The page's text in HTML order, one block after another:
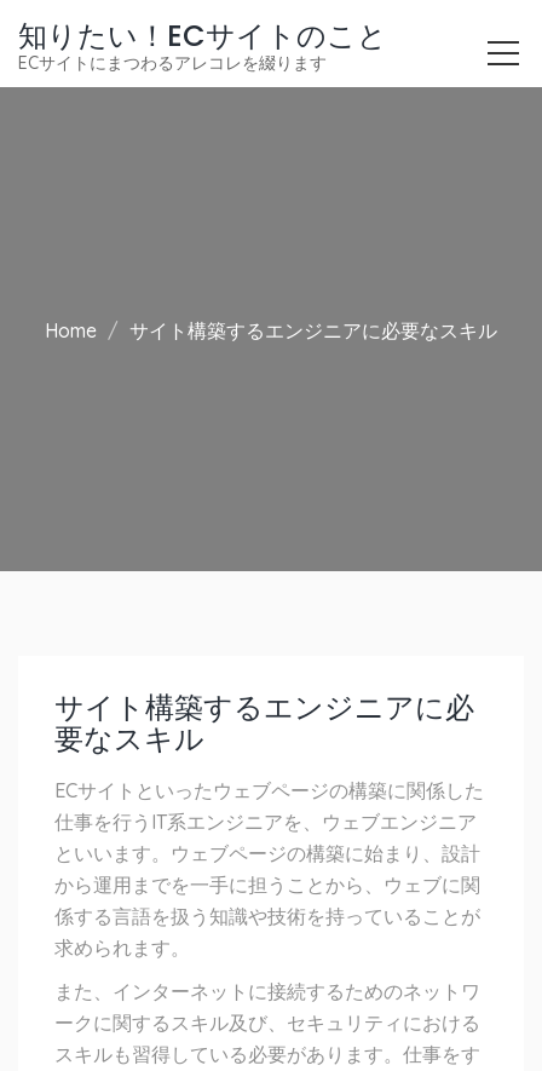
知りたい！ECサイトのこと
ECサイトにまつわるアレコレを綴ります
Home サイト構築するエンジニアに必要なスキル
サイト構築するエンジニアに必
要なスキル
ECサイトといったウェブページの構築に関係した
仕事を行うIT系エンジニアを、ウェブエンジニア
といいます。ウェブページの構築に始まり、設計
から運用までを一手に担うことから、ウェブに関
係する言語を扱う知識や技術を持っていることが
求められます。
また、インターネットに接続するためのネットワ
ークに関するスキル及び、セキュリティにおける
スキルも習得している必要があります。仕事をす